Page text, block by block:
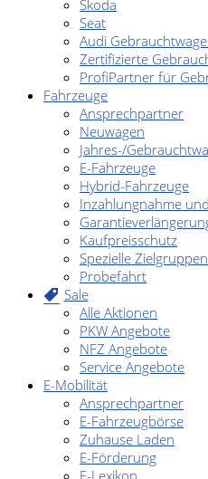
Škoda
Seat
Audi
Zertifizierte
ProfiPartner für
Fahrzeuge
Ansprechpartner
Neuwagen
Jahres-/
E-Fahrzeuge
Hybrid-Fahrzeuge
Inzahlungnahme
Kaufpreisschutz
Spezielle Zielgruppen
Probefahrt
Sale
Alle Aktionen
PKW Angebote
NFZ Angebote
Service Angebote
E-Mobilität
Ansprechpartner
E-Fahrzeugbörse
Zuhause Laden
E-Förderung
E-Lexikon